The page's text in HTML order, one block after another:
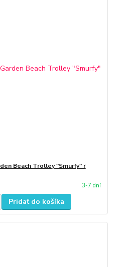
Beach Trolley "Smurfy" r
3-7 dní
Pridať do košíka